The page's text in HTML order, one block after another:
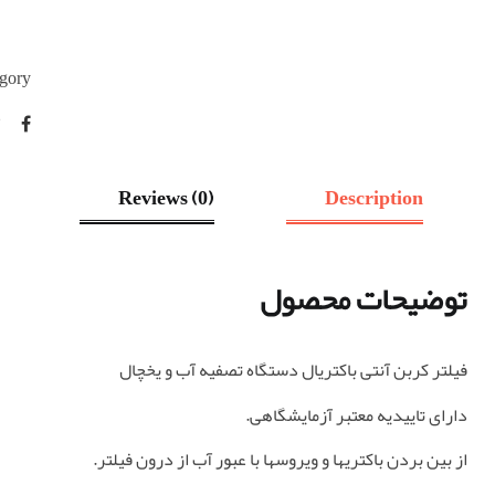
Description
Reviews (0)
توضیحات محصول
فیلتر کربن آنتی باکتریال دستگاه تصفیه آب و یخچال
دارای تاییدیه معتبر آزمایشگاهی.
از بین بردن باکتریها و ویروسها با عبور آب از درون فیلتر.